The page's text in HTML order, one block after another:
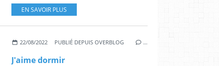
EN SAVOIR PLUS
22/08/2022 PUBLIÉ DEPUIS OVERBLOG …
J'aime dormir